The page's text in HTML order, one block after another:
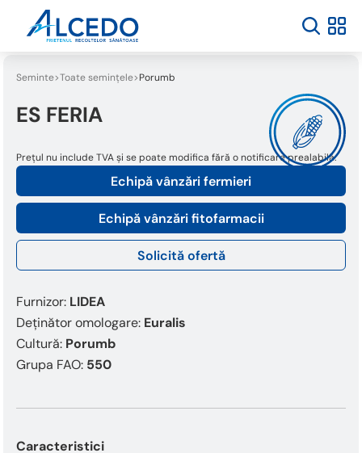
Seminte Toate semințele Porumb
ES FERIA
Echipă vânzări fermieri
Echipă vânzări fitofarmacii
Solicită ofertă
Prețul nu include TVA și se poate modifica fără o notificare prealabilă.
Furnizor: LIDEA
Deținător omologare: Euralis
Cultură: Porumb
Grupa FAO: 550
Caracteristici